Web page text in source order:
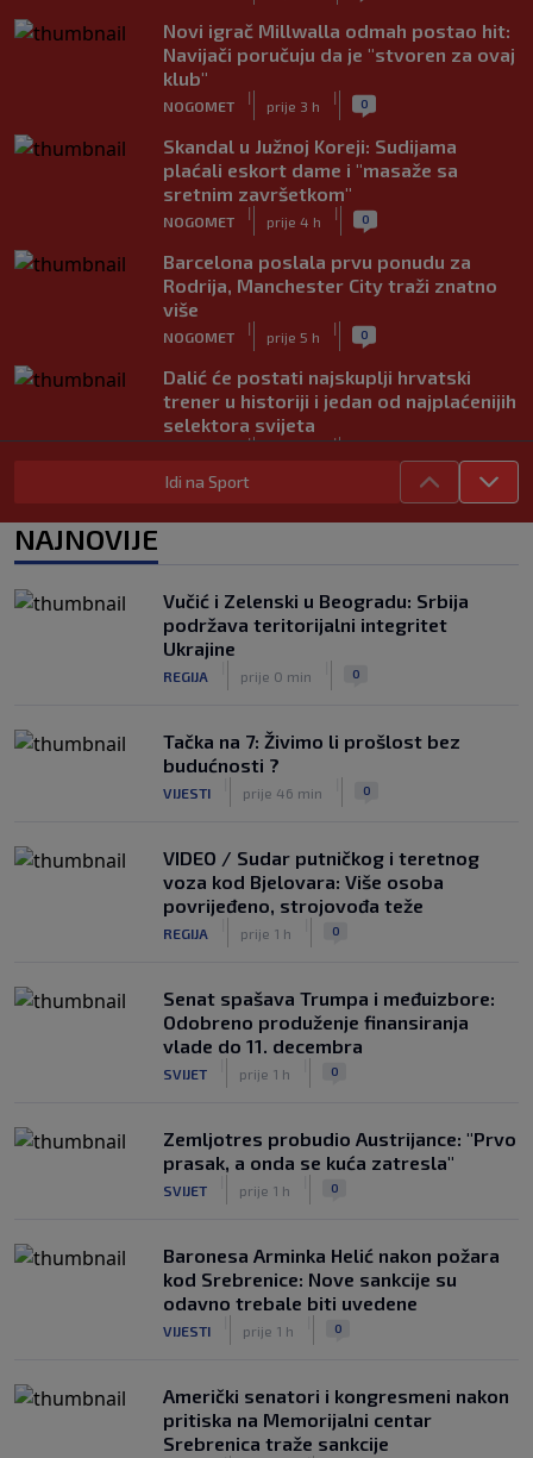
Novi igrač Millwalla odmah postao hit:
Navijači poručuju da je "stvoren za ovaj
klub"
NOGOMET
|
prije 3 h
| 0
Skandal u Južnoj Koreji: Sudijama
plaćali eskort dame i "masaže sa
sretnim završetkom"
NOGOMET
|
prije 4 h
| 0
Barcelona poslala prvu ponudu za
Rodrija, Manchester City traži znatno
više
NOGOMET
|
prije 5 h
| 0
Dalić će postati najskuplji hrvatski
trener u historiji i jedan od najplaćenijih
selektora svijeta
| |
Otkriveno ko je bio Georginina prva
Neočekivan transfer na pomolu:
Monaco se uključio u utrku za Lukakua
NOGOMET
Idi na Sport
NAJNOVIJE
Vučić i Zelenski u Beogradu: Srbija
podržava teritorijalni integritet
Ukrajine
REGIJA prije 0 min 0
Tačka na 7: Živimo li prošlost bez
budućnosti ?
VIJESTI prije 46 min 0
VIDEO / Sudar putničkog i teretnog
voza kod Bjelovara: Više osoba
povrijeđeno, strojovođa teže
REGIJA prije 1 h 0
Senat spašava Trumpa i međuizbore:
Odobreno produženje finansiranja
vlade do 11. decembra
SVIJET prije 1 h 0
Zemljotres probudio Austrijance: "Prvo
prasak, a onda se kuća zatresla"
SVIJET prije 1 h 0
Baronesa Arminka Helić nakon požara
kod Srebrenice: Nove sankcije su
odavno trebale biti uvedene
VIJESTI prije 1 h 0
Američki senatori i kongresmeni nakon
pritiska na Memorijalni centar
Srebrenica traže sankcije